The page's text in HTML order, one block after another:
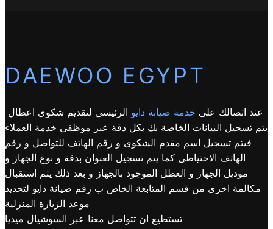
DAEWOO EGYPT
عند اتصالك على خدمة صيانة دايو الرئيسي لتقديم شكوى اعطال
يتم تسجيل البيانات الخاصة بك بكل دقة عبر موظفى خدمة العملاء
فيتم تسجيل اسم مقدم الشكوى و رقم الهاتف للتواصل و رقم
الهاتف الاحتياطى كما يتم تسجيل العنوان بدقة و نوع الجهاز و
موديل الجهاز و العطل الموجود بالجهاز و بعد ذلك يتم استقبال
مكالمة اخرى من قسم المتابعة الخاص ب رقم صيانة دايو لتحديد
موعد الزيارة المنزلية
تستطيع ان تتواصل معنا عبر السوشيال ميديا